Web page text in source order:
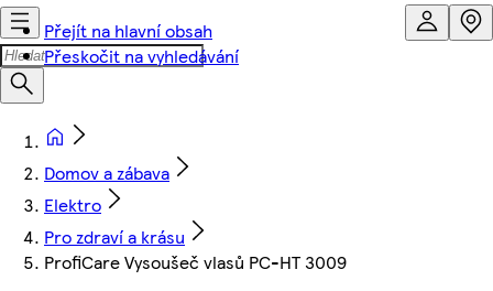
Přejít na hlavní obsah
Přeskočit na vyhledávání
Domov a zábava
Elektro
Pro zdraví a krásu
ProfiCare Vysoušeč vlasů PC-HT 3009